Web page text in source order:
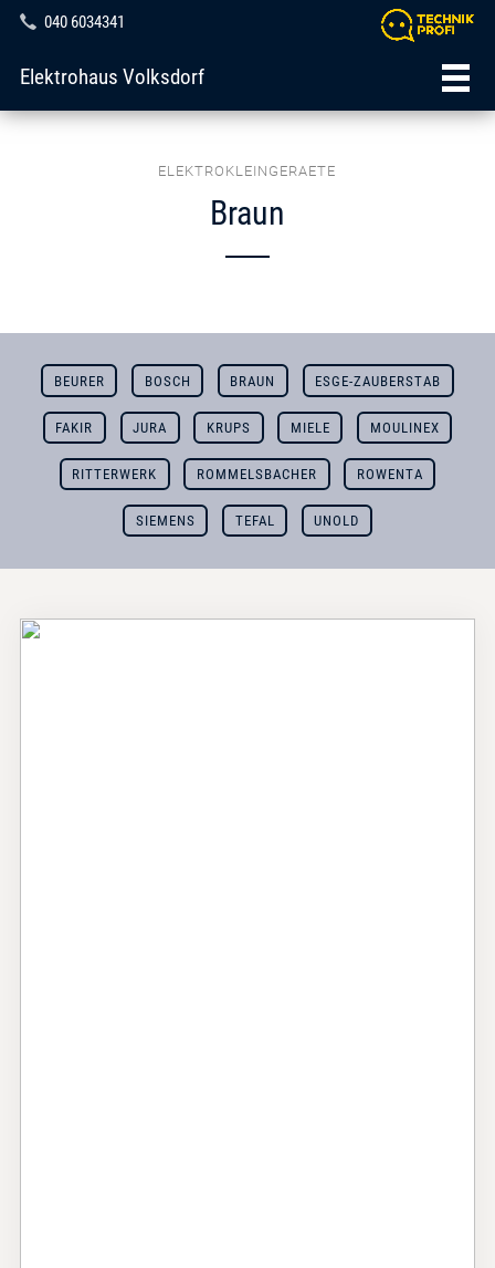
040 6034341
Elektrohaus Volksdorf
ELEKTROKLEINGERAETE
Braun
BEURER BOSCH BRAUN ESGE-ZAUBERSTAB
FAKIR JURA KRUPS MIELE MOULINEX
RITTERWERK ROMMELSBACHER ROWENTA
SIEMENS TEFAL UNOLD